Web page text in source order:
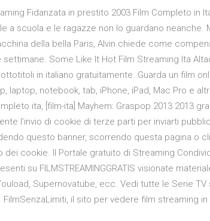
Fidanzata in prestito 2003 Film Completo in
a scuola e le ragazze non lo guardano neanche.
della bella Paris, Alvin chiede come
Some Like It Hot Film Streaming Ita
in italiano gratuitamente. Guarda un film
laptop, notebook, tab, iPhone, iPad, Mac Pro e
ita, [film-ita] Mayhem: Graspop 2013 2013
l'invio di cookie di terze parti per inviarti
questo banner, scorrendo questa pagina o
cookie. Il Portale gratuito di Streaming
su FILMSTREAMINGGRATIS visionate
Supernovatube, ecc. Vedi tutte le Serie
FilmSenzaLimiti, il sito per vedere film streaming